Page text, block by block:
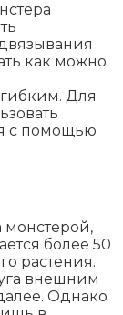
как можно
Для
с помощью
монстерой,
более 50
растения.
внешним
Однако